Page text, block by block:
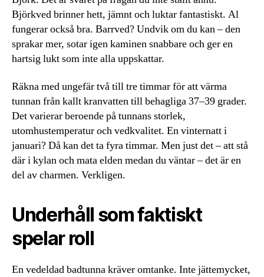
Björkved brinner hett, jämnt och luktar fantastiskt. Al
fungerar också bra. Barrved? Undvik om du kan – den
sprakar mer, sotar igen kaminen snabbare och ger en
hartsig lukt som inte alla uppskattar.
Räkna med ungefär två till tre timmar för att värma
tunnan från kallt kranvatten till behagliga 37–39 grader.
Det varierar beroende på tunnans storlek,
utomhustemperatur och vedkvalitet. En vinternatt i
januari? Då kan det ta fyra timmar. Men just det – att stå
där i kylan och mata elden medan du väntar – det är en
del av charmen. Verkligen.
Underhåll som faktiskt
spelar roll
En vedeldad badtunna kräver omtanke. Inte jättemycket,